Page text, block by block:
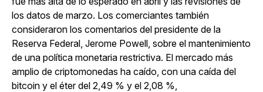
los datos de marzo. Los comerciantes también
consideraron los comentarios del presidente de la
Reserva Federal, Jerome Powell, sobre el mantenimiento
de una política monetaria restrictiva. El mercado más
amplio de criptomonedas ha caído, con una caída del
bitcoin y el éter del 2,49 % y el 2,08 %,